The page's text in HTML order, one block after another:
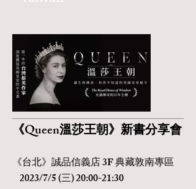
《Queen溫莎王朝》新書分享會
《台北》誠品信義店 3F 典藏敦南專區
2023/7/5 (三) 20:00-21:30